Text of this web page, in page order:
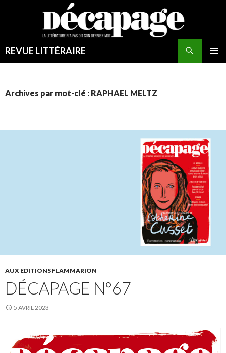
REVUE LITTÉRAIRE
Archives par mot-clé : RAPHAEL MELTZ
AUX EDITIONS FLAMMARION
DÉCAPAGE N°67
5 AVRIL 2023